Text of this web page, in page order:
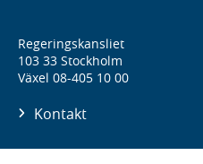
Regeringskansliet
103 33 Stockholm
Växel 08-405 10 00
Kontakt